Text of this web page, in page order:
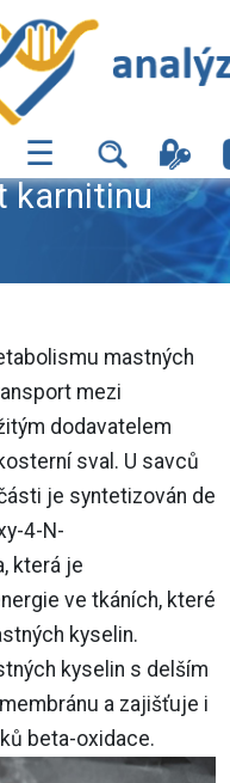
☰
karnitinu
mastných
mezi
dodavatelem
sval. U savců
je syntetizován de
4-N-
která je
ve tkáních, které
kyselin.
kyselin s delším
a zajišťuje i
beta-oxidace.